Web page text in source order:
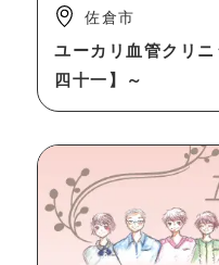
佐倉市
ユーカリ血管クリ
四十一】～